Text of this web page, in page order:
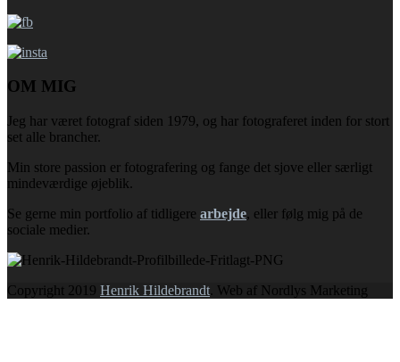
OM MIG
Jeg har været fotograf siden 1979, og har fotograferet inden for stort
set alle brancher.
Min store passion er fotografering og fange det sjove eller særligt
mindeværdige øjeblik.
Se gerne min portfolio af tidligere arbejde, eller følg mig på de
sociale medier.
Copyright 2019 Henrik Hildebrandt . Web af Nordlys Marketing